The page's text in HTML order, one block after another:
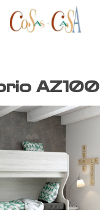
AZ100